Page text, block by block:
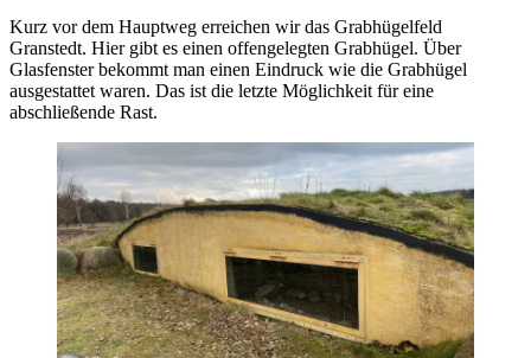
Kurz vor dem Hauptweg erreichen wir das Grabhügelfeld
Granstedt. Hier gibt es einen offengelegten Grabhügel. Über
Glasfenster bekommt man einen Eindruck wie die Grabhügel
ausgestattet waren. Das ist die letzte Möglichkeit für eine
abschließende Rast.